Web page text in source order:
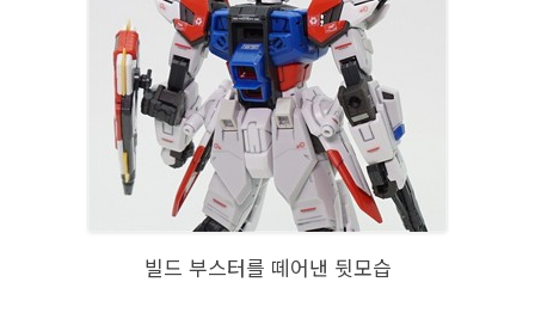
빌드 부스터를 떼어낸 뒷모습